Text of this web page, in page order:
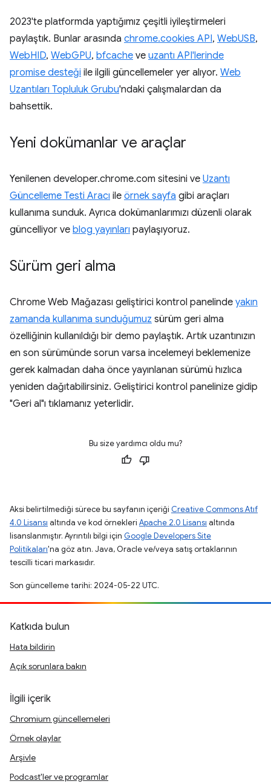
2023'te platformda yaptığımız çeşitli iyileştirmeleri
paylaştık. Bunlar arasında chrome.cookies API, WebUSB,
WebHID, WebGPU, bfcache ve uzantı API'lerinde
promise desteği ile ilgili güncellemeler yer alıyor. Web
Uzantıları Topluluk Grubu'ndaki çalışmalardan da
bahsettik.
Yeni dokümanlar ve araçlar
Yenilenen developer.chrome.com sitesini ve Uzantı
Güncelleme Testi Aracı ile örnek sayfa gibi araçları
kullanıma sunduk. Ayrıca dokümanlarımızı düzenli olarak
güncelliyor ve blog yayınları paylaşıyoruz.
Sürüm geri alma
Chrome Web Mağazası geliştirici kontrol panelinde yakın
zamanda kullanıma sunduğumuz sürüm geri alma
özelliğinin kullanıldığı bir demo paylaştık. Artık uzantınızın
en son sürümünde sorun varsa incelemeyi beklemenize
gerek kalmadan daha önce yayınlanan sürümü hızlıca
yeniden dağıtabilirsiniz. Geliştirici kontrol panelinize gidip
"Geri al"ı tıklamanız yeterlidir.
Bu size yardımcı oldu mu?
Aksi belirtilmediği sürece bu sayfanın içeriği Creative Commons Atıf
4.0 Lisansı altında ve kod örnekleri Apache 2.0 Lisansı altında
lisanslanmıştır. Ayrıntılı bilgi için Google Developers Site
Politikaları'na göz atın. Java, Oracle ve/veya satış ortaklarının
tescilli ticari markasıdır.
Son güncelleme tarihi: 2024-05-22 UTC.
Katkıda bulun
Hata bildirin
Açık sorunlara bakın
İlgili içerik
Chromium güncellemeleri
Örnek olaylar
Arşivle
Podcast'ler ve programlar